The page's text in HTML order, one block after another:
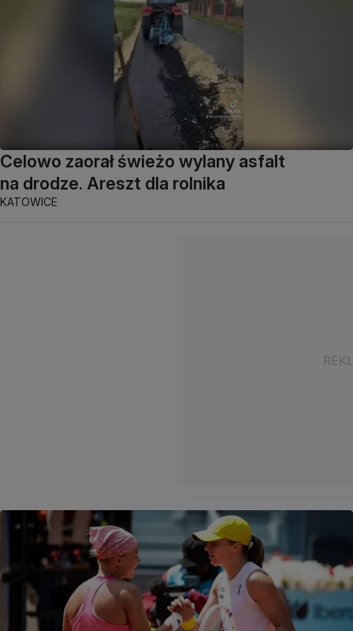
Celowo zaorał świeżo wylany asfalt
na drodze. Areszt dla rolnika
KATOWICE